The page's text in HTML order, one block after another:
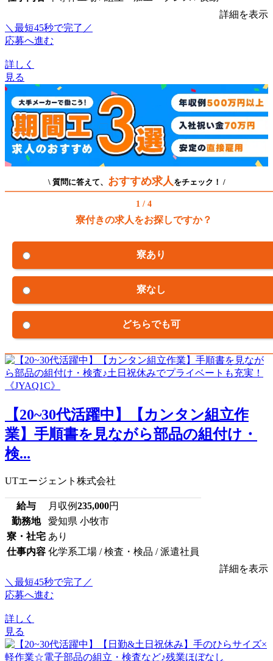
詳細を表示
＼最短45秒で完了／
応募へ進む
詳しく
見る
\ 質問に答えて、 おすすめ求人 をチェック！ /
1 / 4
寮付きの求人をお探しですか？
寮あり
寮なし
どちらでも可
【20~30代活躍中】【カンタン組立作
業】手順書を見ながら部品の組付け・
検...
UTエージェント株式会社
給与 月収例235,000円
勤務地
愛知県 小牧市
寮・社宅 あり
仕事内容 化学系工場 / 検査・検品 / 派遣社員
詳細を表示
＼最短45秒で完了／
応募へ進む
詳しく
見る